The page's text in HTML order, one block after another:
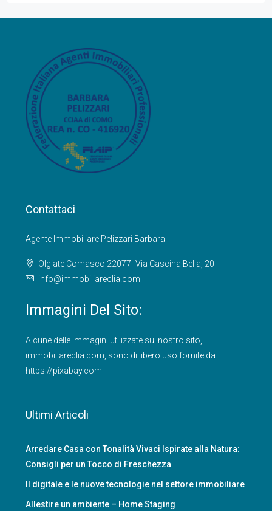
Contattaci
Agente Immobiliare Pelizzari Barbara
Olgiate Comasco 22077- Via Cascina Bella, 20
info@immobiliareclia.com
Immagini Del Sito:
Alcune delle immagini utilizzate sul nostro sito,
immobiliareclia.com , sono di libero uso fornite da
https://pixabay.com
Ultimi Articoli
Arredare Casa con Tonalità Vivaci Ispirate alla Natura:
Consigli per un Tocco di Freschezza
Il digitale e le nuove tecnologie nel settore immobiliare
Allestire un ambiente – Home Staging